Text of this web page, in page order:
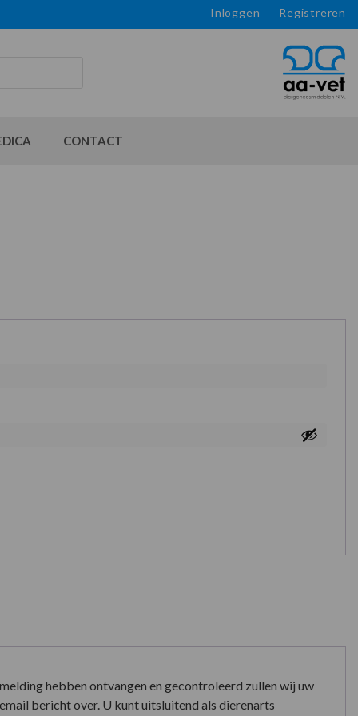
Inloggen Registreren
CONTACT
hebben ontvangen en gecontroleerd zullen wij uw
bericht over. U kunt uitsluitend als dierenarts